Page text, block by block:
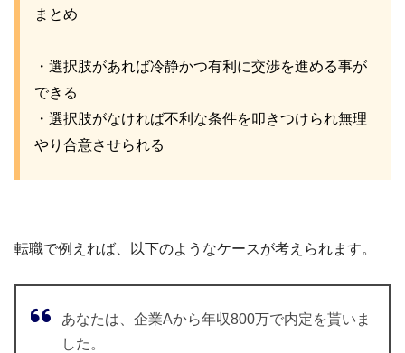
まとめ
・選択肢があれば冷静かつ有利に交渉を進める事が
できる
・選択肢がなければ不利な条件を叩きつけられ無理
やり合意させられる
転職で例えれば、以下のようなケースが考えられます。
あなたは、企業Aから年収800万で内定を貰いま
した。